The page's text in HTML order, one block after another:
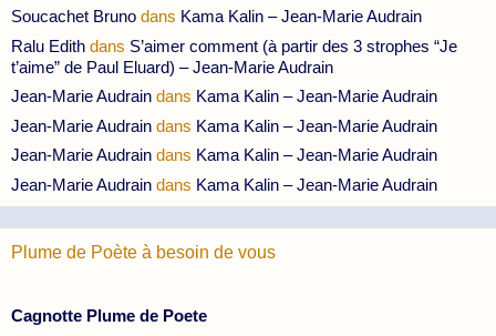
Soucachet Bruno dans Kama Kalin – Jean-Marie Audrain
Ralu Edith dans S’aimer comment (à partir des 3 strophes “Je
t’aime” de Paul Eluard) – Jean-Marie Audrain
Jean-Marie Audrain dans Kama Kalin – Jean-Marie Audrain
Jean-Marie Audrain dans Kama Kalin – Jean-Marie Audrain
Jean-Marie Audrain dans Kama Kalin – Jean-Marie Audrain
Jean-Marie Audrain dans Kama Kalin – Jean-Marie Audrain
Plume de Poète à besoin de vous
Cagnotte Plume de Poete